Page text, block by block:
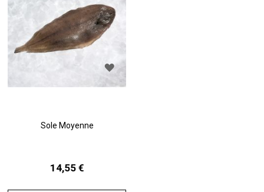
Sole Moyenne
14,55 €
AJOUTER
LA